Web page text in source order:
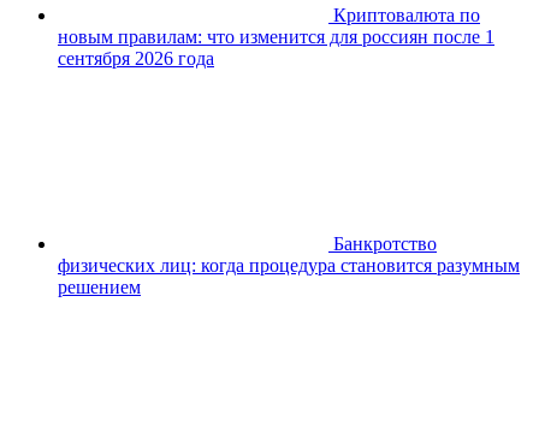
Криптовалюта по
новым правилам: что изменится для россиян после 1
сентября 2026 года
Банкротство
физических лиц: когда процедура становится разумным
решением